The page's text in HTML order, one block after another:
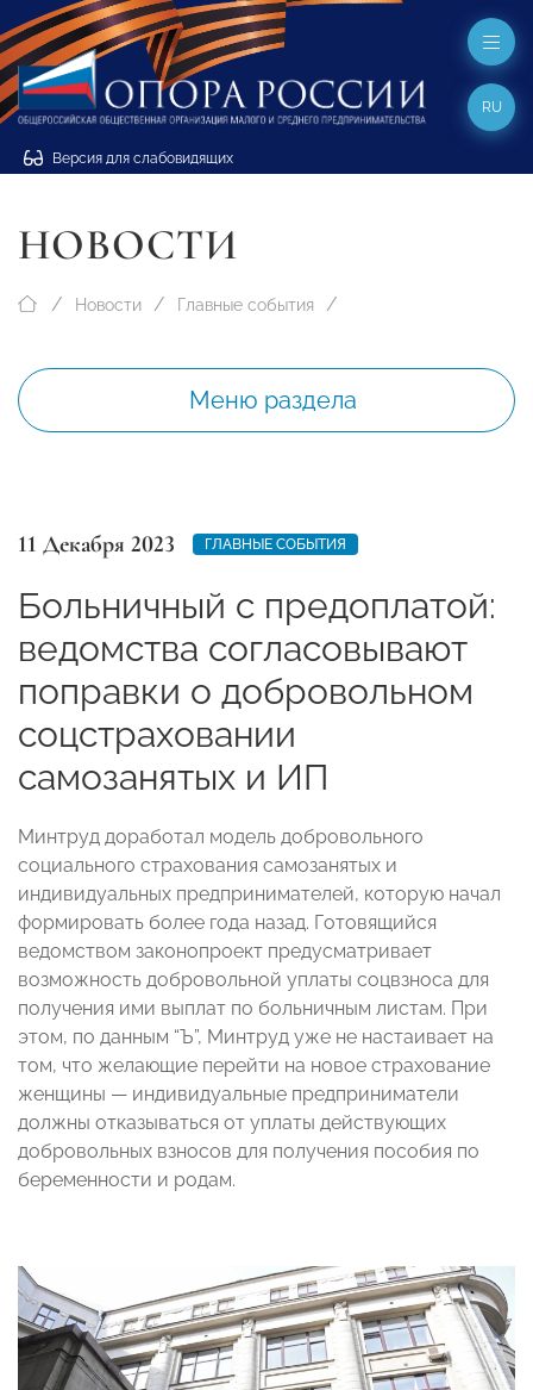
Версия для слабовидящих
RU
НОВОСТИ
Новости Главные события
Меню раздела
11 Декабря 2023 ГЛАВНЫЕ СОБЫТИЯ
Больничный с предоплатой:
ведомства согласовывают
поправки о добровольном
соцстраховании
самозанятых и ИП
Минтруд доработал модель добровольного
социального страхования самозанятых и
индивидуальных предпринимателей, которую начал
формировать более года назад. Готовящийся
ведомством законопроект предусматривает
возможность добровольной уплаты соцвзноса для
получения ими выплат по больничным листам. При
этом, по данным “Ъ”, Минтруд уже не настаивает на
том, что желающие перейти на новое страхование
женщины — индивидуальные предприниматели
должны отказываться от уплаты действующих
добровольных взносов для получения пособия по
беременности и родам.